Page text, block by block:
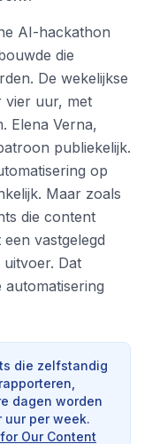
AI-hackathon
die
De wekelijkse
vier uur, met
Elena Verna,
publiekelijk.
op
Maar zoals
die content
vastgelegd
Dat
die zelfstandig
dagen worden
per week.
Our Content